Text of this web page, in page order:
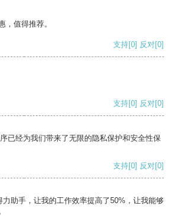
，值得推荐。
支持[0] 反对[0]
支持[0] 反对[0]
已经为我们带来了无限的隐私保护和安全性保
支持[0] 反对[0]
助手，让我的工作效率提高了50%，让我能够